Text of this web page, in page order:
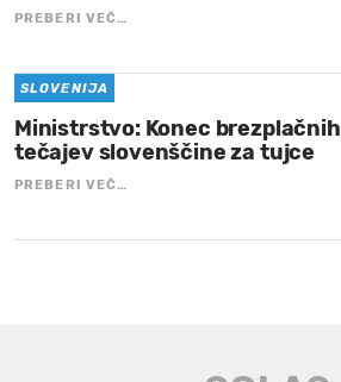
PREBERI VEČ…
SLOVENIJA
Ministrstvo: Konec brezplačnih
tečajev slovenščine za tujce
PREBERI VEČ…